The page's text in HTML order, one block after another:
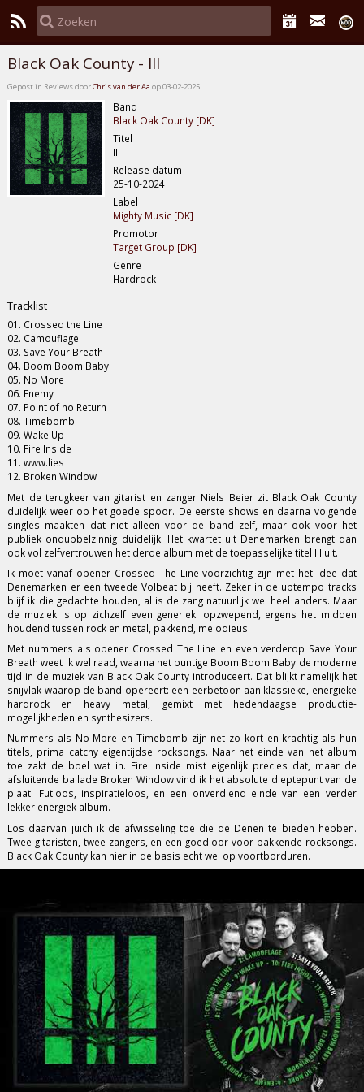
Black Oak County - III
Gepost in Reviews doorChris van der Aa op 03-02-2025
Band
Black Oak County [DK]
Titel
III
Release datum
25-10-2024
Label
Mighty Music [DK]
Promotor
Target Group [DK]
Genre
Hardrock
Tracklist
01. Crossed the Line
02. Camouflage
03. Save Your Breath
04. Boom Boom Baby
05. No More
06. Enemy
07. Point of no Return
08. Timebomb
09. Wake Up
10. Fire Inside
11. www.lies
12. Broken Window
Met de terugkeer van gitarist en zanger Niels Beier zit Black Oak County
duidelijk weer op het goede spoor. De eerste shows en daarna volgende
singles maakten dat niet alleen voor de band zelf, maar ook voor het
publiek ondubbelzinnig duidelijk. Het kwartet uit Denemarken brengt dan
ook vol zelfvertrouwen het derde album met de toepasselijke titel III uit.
Ik moet vanaf opener Crossed The Line voorzichtig zijn met het idee dat
Denemarken er een tweede Volbeat bij heeft. Zeker in de uptempo tracks
blijf ik die gedachte houden, al is de zang natuurlijk wel heel anders. Maar
de muziek is op zichzelf even generiek: opzwepend, ergens het midden
houdend tussen rock en metal, pakkend, melodieus.
Met nummers als opener Crossed The Line en even verderop Save Your
Breath weet ik wel raad, waarna het puntige Boom Boom Baby de moderne
tijd in de muziek van Black Oak County introduceert. Dat blijkt namelijk het
snijvlak waarop de band opereert: een eerbetoon aan klassieke, energieke
hardrock en heavy metal, gemixt met hedendaagse productie-
mogelijkheden en synthesizers.
Nummers als No More en Timebomb zijn net zo kort en krachtig als hun
titels, prima catchy eigentijdse rocksongs. Naar het einde van het album
toe zakt de boel wat in. Fire Inside mist eigenlijk precies dat, maar de
afsluitende ballade Broken Window vind ik het absolute dieptepunt van de
plaat. Futloos, inspiratieloos, en een onverdiend einde van een verder
lekker energiek album.
Los daarvan juich ik de afwisseling toe die de Denen te bieden hebben.
Twee gitaristen, twee zangers, en een goed oor voor pakkende rocksongs.
Black Oak County kan hier in de basis echt wel op voortborduren.